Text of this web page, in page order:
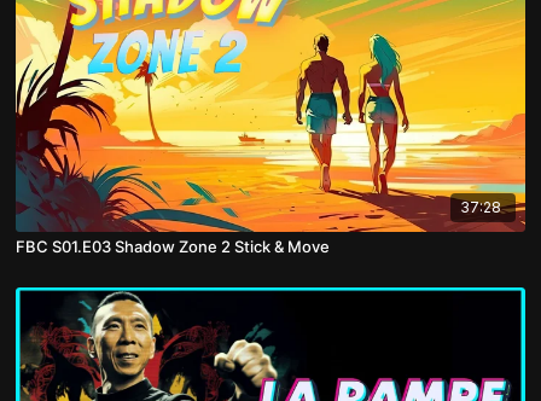
37:28
FBC S01.E03 Shadow Zone 2 Stick & Move